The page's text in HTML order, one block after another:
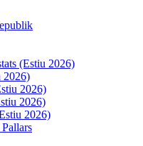
(Estiu 2026)
2026)
2026)
2026)
2026)